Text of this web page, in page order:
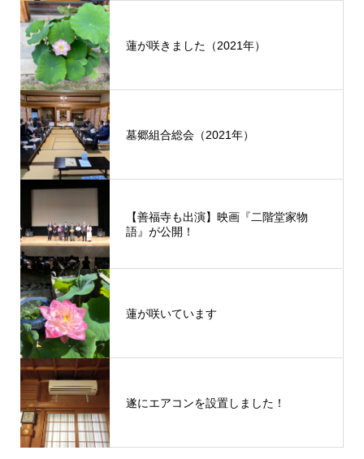
蓮が咲きました（2021年）
墓郷組合総会（2021年）
【善福寺も出演】映画『二階堂家物
語』が公開！
蓮が咲いています
遂にエアコンを設置しました！